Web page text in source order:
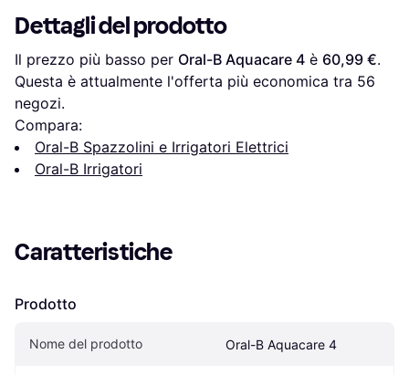
Dettagli del prodotto
Il prezzo più basso per Oral-B Aquacare 4 è 60,99 €.
Questa è attualmente l'offerta più economica tra 56
negozi.
Compara:
Oral-B Spazzolini e Irrigatori Elettrici
Oral-B Irrigatori
Caratteristiche
Prodotto
Nome del prodotto Oral-B Aquacare 4